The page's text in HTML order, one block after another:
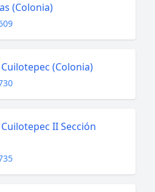
(Colonia)
(Colonia)
II Sección